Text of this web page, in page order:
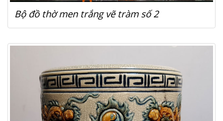
Bộ đồ thờ men trắng vẽ tràm số 2